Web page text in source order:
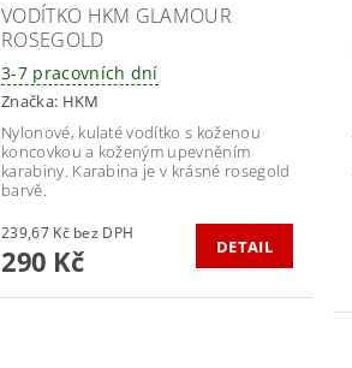
VODÍTKO HKM GLAMOUR
ROSEGOLD
3-7 pracovních dní
Značka: HKM
Nylonové, kulaté vodítko s koženou
koncovkou a koženým upevněním
karabiny. Karabina je v krásné rosegold
barvě.
239,67 Kč bez DPH
290 Kč DETAIL